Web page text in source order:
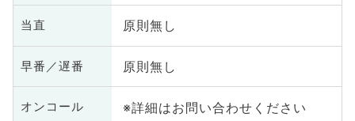
当直 原則無し
早番／遅番 原則無し
オンコール ※詳細はお問い合わせください